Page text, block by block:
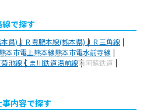
で探す
県)ＪＲ豊肥本線(熊本県)ＪＲ三角線
本市電上熊本線熊本市電水前寺線
池線くま川鉄道湯前線南阿蘇鉄道
内容で探す